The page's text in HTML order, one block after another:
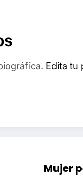
Edita tu
Mujer